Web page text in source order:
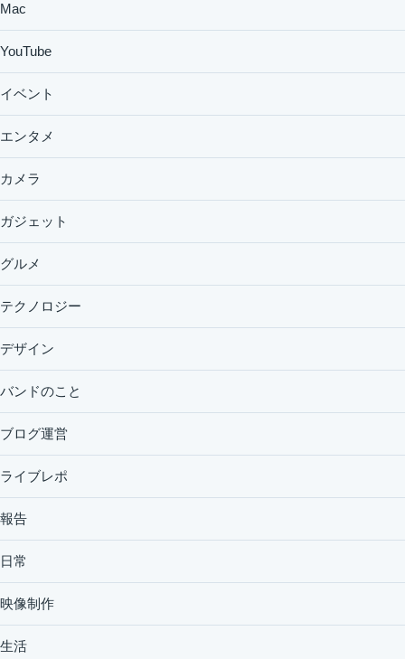
Mac
YouTube
イベント
エンタメ
カメラ
ガジェット
グルメ
テクノロジー
デザイン
バンドのこと
ブログ運営
ライブレポ
報告
日常
映像制作
生活